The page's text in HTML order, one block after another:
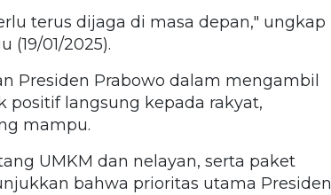
terus dijaga di masa depan," ungkap
(19/01/2025).
Presiden Prabowo dalam mengambil
langsung kepada rakyat,
mampu.
UMKM dan nelayan, serta paket
bahwa prioritas utama Presiden